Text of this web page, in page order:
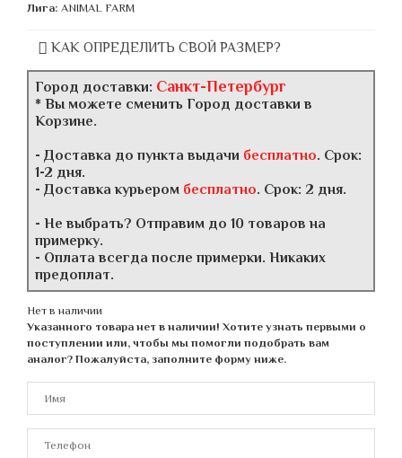
Лига: ANIMAL FARM
КАК ОПРЕДЕЛИТЬ СВОЙ РАЗМЕР?
Город доставки: Санкт-Петербург
* Вы можете сменить Город доставки в
Корзине.
- Доставка до пункта выдачи бесплатно. Срок:
1-2 дня.
- Доставка курьером бесплатно. Срок: 2 дня.
- Не выбрать? Отправим до 10 товаров на
примерку.
- Оплата всегда после примерки. Никаких
предоплат.
Нет в наличии
Указанного товара нет в наличии! Хотите узнать первыми о
поступлении или, чтобы мы помогли подобрать вам
аналог? Пожалуйста, заполните форму ниже.